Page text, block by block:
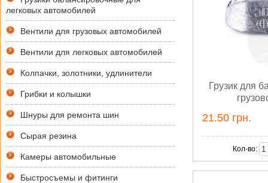
легковых автомобилей
Вентили для грузовых автомобилей
Вентили для легковых автомобилей
Колпачки, золотники, удлинители
Грибки и колышки
Шнуры для ремонта шин
Сырая резина
Камеры автомобильные
Быстросъемы и фитинги
Грузик для
21.50 грн.
Кол-во: